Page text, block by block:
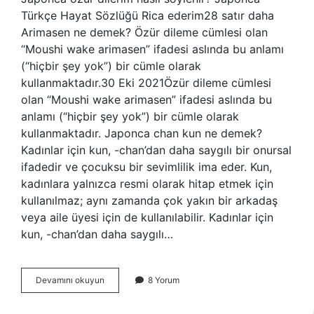
Türkçe Hayat Sözlüğü Rica ederim28 satır daha
Arimasen ne demek? Özür dileme cümlesi olan
“Moushi wake arimasen” ifadesi aslında bu anlamı
(“hiçbir şey yok”) bir cümle olarak
kullanmaktadır.30 Eki 2021Özür dileme cümlesi
olan “Moushi wake arimasen” ifadesi aslında bu
anlamı (“hiçbir şey yok”) bir cümle olarak
kullanmaktadır. Japonca chan kun ne demek?
Kadınlar için kun, -chan’dan daha saygılı bir onursal
ifadedir ve çocuksu bir sevimlilik ima eder. Kun,
kadınlara yalnızca resmi olarak hitap etmek için
kullanılmaz; aynı zamanda çok yakın bir arkadaş
veya aile üyesi için de kullanılabilir. Kadınlar için
kun, -chan’dan daha saygılı…
Devamını okuyun Japonca
Özür
8 Yorum